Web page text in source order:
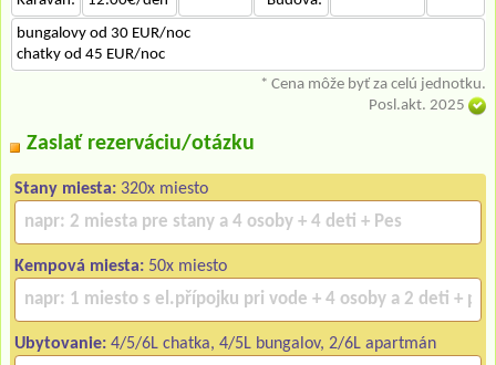
bungalovy od 30 EUR/noc
chatky od 45 EUR/noc
* Cena môže byť za celú jednotku.
Posl.akt. 2025
Zaslať rezerváciu/otázku
Stany miesta: 320x miesto
Kempová miesta: 50x miesto
Ubytovanie: 4/5/6L chatka, 4/5L bungalov, 2/6L apartmán